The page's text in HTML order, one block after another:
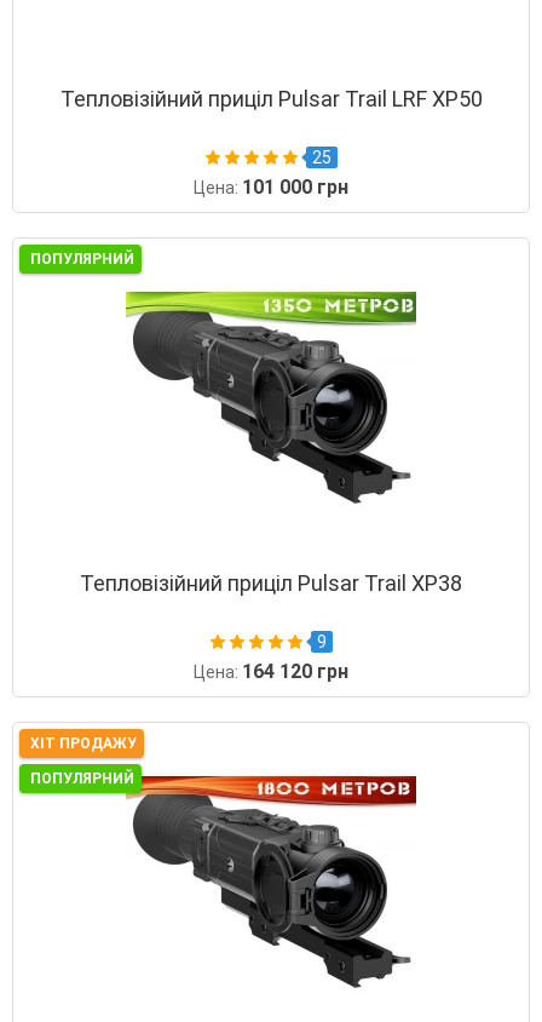
Тепловізійний приціл Pulsar Trail LRF XP50
25
Цена: 101 000 грн
ПОПУЛЯРНИЙ
Тепловізійний приціл Pulsar Trail XP38
9
Цена: 164 120 грн
ХІТ ПРОДАЖУ
ПОПУЛЯРНИЙ